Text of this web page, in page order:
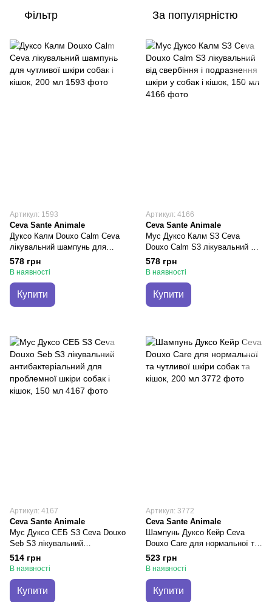
Фільтр За популярністю
Артикул: 1593
Ceva Sante Animale
Дуксо Калм Douxo Calm Ceva
лікувальний шампунь для
чутливої шкіри собак і кішок,
200 мл
578 грн
В наявності
Купити
Артикул: 4166
Ceva Sante Animale
Мус Дуксо Калм S3 Ceva
Douxo Calm S3 лікувальний від
свербіння і подразнення шкіри
у собак і кішок, 150 мл
578 грн
В наявності
Купити
Артикул: 4167
Ceva Sante Animale
Мус Дуксо СЕБ S3 Ceva Douxo
Seb S3 лікувальний
антибактеріальний для
проблемної шкіри собак і кішок,
514 грн
В наявності
Купити
Артикул: 3772
Ceva Sante Animale
Шампунь Дуксо Кейр Ceva
Douxo Care для нормальної та
чутливої шкіри собак та кішок,
200 мл
523 грн
В наявності
Купити